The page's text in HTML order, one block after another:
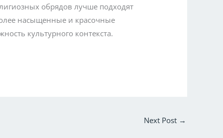
обрядов лучше подходят
насыщенные и красочные
культурного контекста.
Next Post →